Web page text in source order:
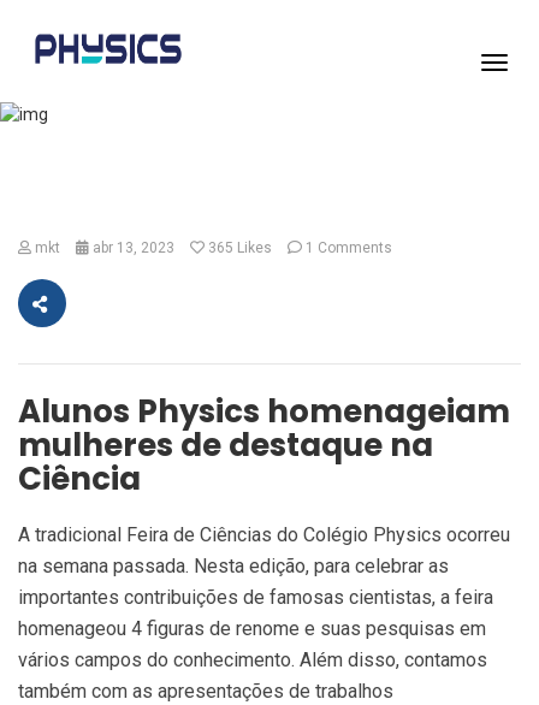
mkt abr 13, 2023 365 Likes 1 Comments
Alunos Physics homenageiam
mulheres de destaque na
Ciência
A tradicional Feira de Ciências do Colégio Physics ocorreu
na semana passada. Nesta edição, para celebrar as
importantes contribuições de famosas cientistas, a feira
homenageou 4 figuras de renome e suas pesquisas em
vários campos do conhecimento. Além disso, contamos
também com as apresentações de trabalhos